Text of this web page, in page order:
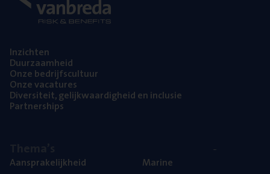
Inzich­ten
Duur­zaam­heid
Onze bedrijfs­cul­tuur
Onze vaca­tu­res
Diver­si­teit, gelijk­waar­dig­heid en inclusie
Part­ner­ships
Aan­spra­ke­lijk­heid
Mari­ne